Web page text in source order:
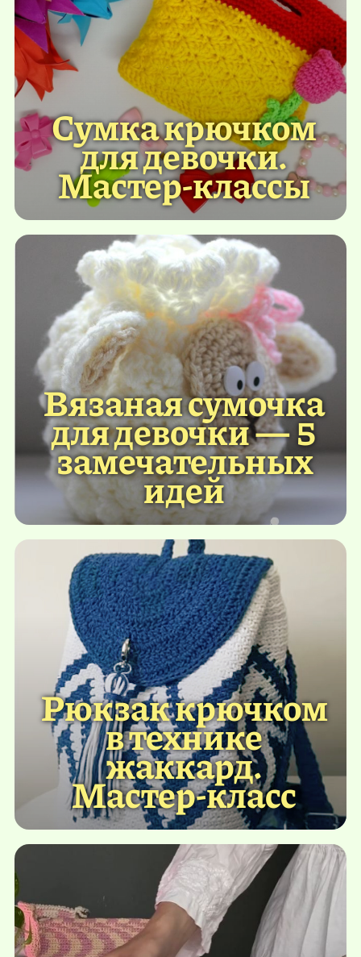
Сумка крючком
для девочки.
Мастер-классы
Вязаная сумочка
для девочки — 5
замечательных
идей
Рюкзак крючком
в технике
жаккард.
Мастер-класс